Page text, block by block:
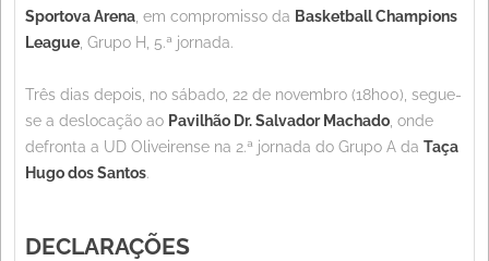
Sportova Arena , em compromisso da Basketball Champions
League , Grupo H, 5.ª jornada.
Três dias depois, no sábado, 22 de novembro (18h00), segue-
se a deslocação ao Pavilhão Dr. Salvador Machado , onde
defronta a UD Oliveirense na 2.ª jornada do Grupo A da Taça
Hugo dos Santos.
DECLARAÇÕES